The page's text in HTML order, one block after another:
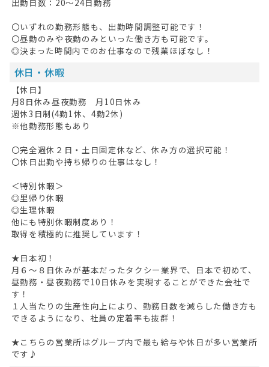
無料会員登録
ログイン
キープした求人 0
お問い合わせ
掲載希望の方へ
出勤日数：20～24日勤務
〇いずれの勤務形態も、出勤時間調整可能です！
〇昼勤のみや夜勤のみといった働き方も可能です。
◎決まった時間内でのお仕事なので残業ほぼなし！
休日・休暇
【休日】
月8日休み昼夜勤務 月10日休み
週休3日制(4勤1休、4勤2休)
※他勤務形態もあり
〇完全週休２日・土日固定休など、休み方の選択可能！
〇休日出勤や持ち帰りの仕事はなし！
＜特別休暇＞
◎里帰り休暇
◎生理休暇
他にも特別休暇制度あり！
取得を積極的に推奨しています！
★日本初！
月６～８日休みが基本だったタクシー業界で、日本で初めて、
昼勤務・昼夜勤務で10日休みを実現することができた会社で
す！
１人当たりの生産性向上により、勤務日数を減らした働き方も
できるようになり、社員の定着率も抜群！
★こちらの営業所はグループ内で最も給与や休日が多い営業所
です♪